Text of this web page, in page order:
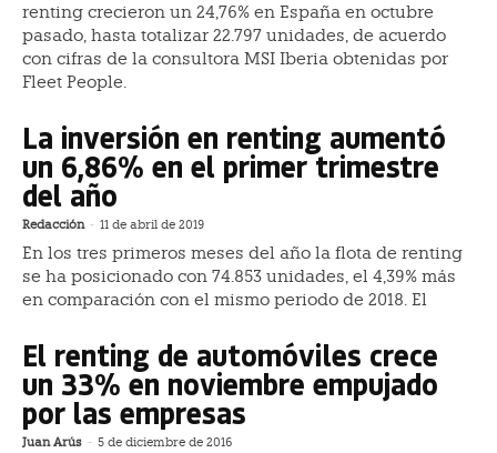
renting crecieron un 24,76% en España en octubre
pasado, hasta totalizar 22.797 unidades, de acuerdo
con cifras de la consultora MSI Iberia obtenidas por
Fleet People.
La inversión en renting aumentó
un 6,86% en el primer trimestre
del año
Redacción - 11 de abril de 2019
En los tres primeros meses del año la flota de renting
se ha posicionado con 74.853 unidades, el 4,39% más
en comparación con el mismo periodo de 2018. El
El renting de automóviles crece
un 33% en noviembre empujado
por las empresas
Juan Arús - 5 de diciembre de 2016